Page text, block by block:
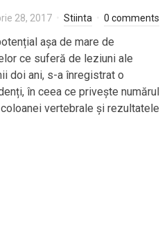
28, 2017 Stiinta 0 comments
așa de mare de
ce suferă de leziuni ale
doi ani, s-a înregistrat o
în ceea ce privește numărul
vertebrale și rezultatele